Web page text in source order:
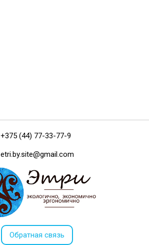
+375 (44) 77-33-77-9
etri.by.site@gmail.com
Обратная связь